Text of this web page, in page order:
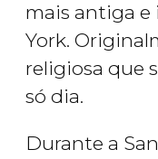
mais antiga
York.
religiosa que
só dia.
Durante a